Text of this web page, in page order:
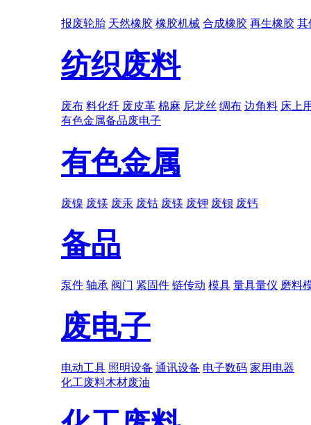
报废轮胎 天然橡胶 橡胶机械 合成橡胶 再生橡胶 其
纺织废料
废布 料化纤 废皮革 棉麻 尼龙丝 绸布 边角料 床上
有色金属备品废电子
有色金属
废镍 废镁 废汞 废钴 废镁 废钾 废钡 废钙
备品
泵件 轴承 阀门 紧固件 链传动 模具 量具量仪 磨料
废电子
电动工具 照明设备 通讯设备 电子数码 家用电器
化工废料木材废油